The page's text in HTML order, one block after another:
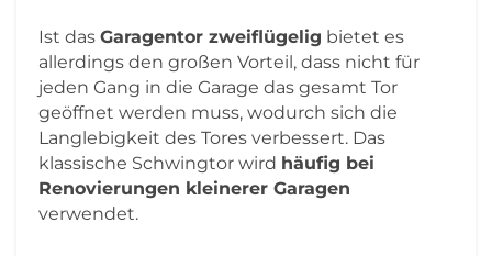
Ist das Garagentor zweiflügelig bietet es
allerdings den großen Vorteil, dass nicht für
jeden Gang in die Garage das gesamt Tor
geöffnet werden muss, wodurch sich die
Langlebigkeit des Tores verbessert. Das
klassische Schwingtor wird häufig bei
Renovierungen kleinerer Garagen
verwendet.